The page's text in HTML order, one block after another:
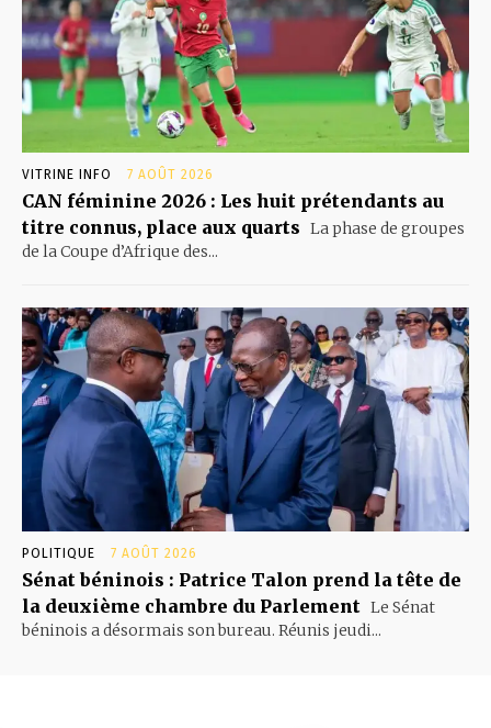
VITRINE INFO 7 AOÛT 2026
CAN féminine 2026 : Les huit prétendants au
titre connus, place aux quarts La phase de groupes
de la Coupe d’Afrique des...
POLITIQUE 7 AOÛT 2026
Sénat béninois : Patrice Talon prend la tête de
la deuxième chambre du Parlement Le Sénat
béninois a désormais son bureau. Réunis jeudi...